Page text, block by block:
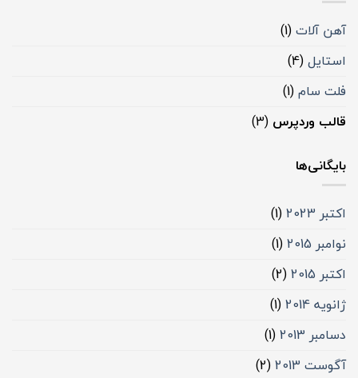
آهن آلات(1)
استایل(4)
فلت سام(1)
قالب وردپرس (3)
بایگانی‌ها
اکتبر 2023
(1)
نوامبر 2015
(1)
اکتبر 2015
(2)
ژانویه 2014
(1)
دسامبر 2013
(1)
آگوست 2013
(2)